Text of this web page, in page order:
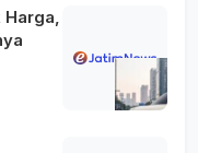
Harga,